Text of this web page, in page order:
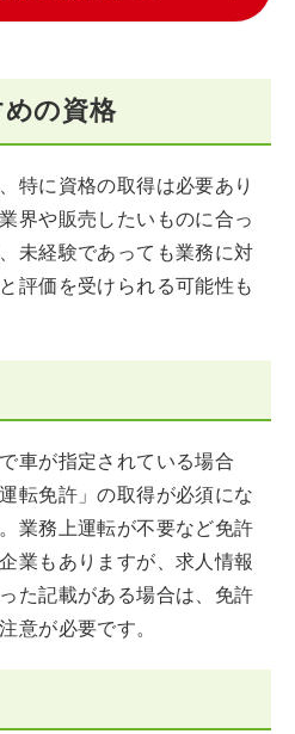
の資格
特に資格の取得は必要あり
界や販売したいものに合っ
未経験であっても業務に対
評価を受けられる可能性も
車が指定されている場合
転免許」の取得が必須にな
業務上運転が不要など免許
業もありますが、求人情報
た記載がある場合は、免許
意が必要です。